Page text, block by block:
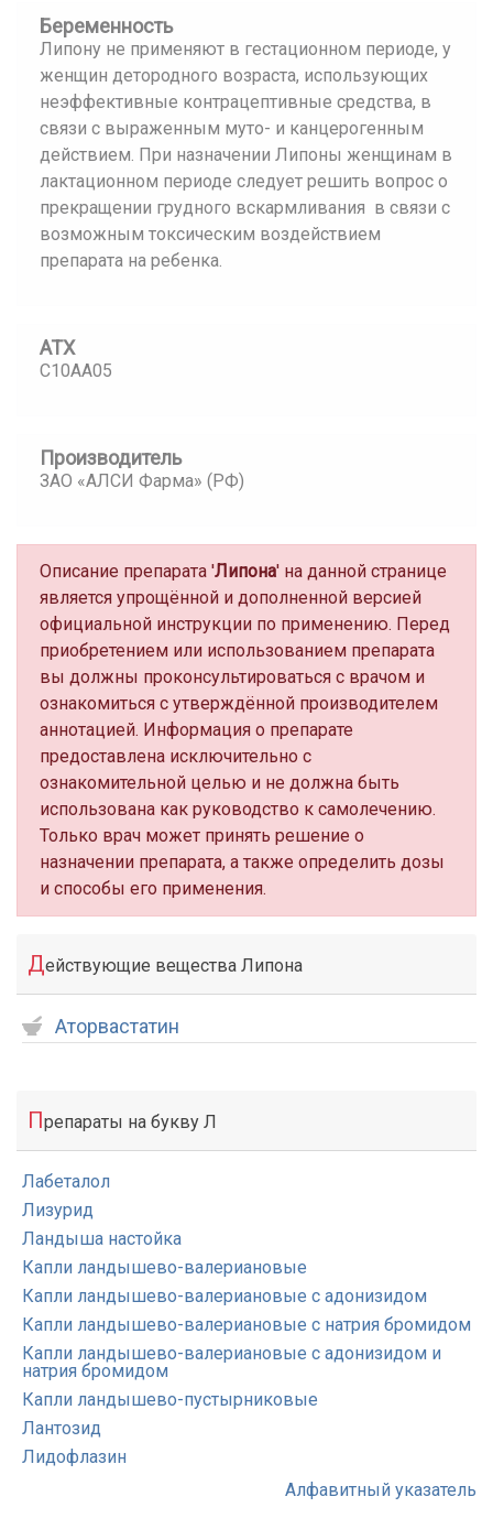
Беременность
Липону не применяют в гестационном периоде, у
женщин детородного возраста, использующих
неэффективные контрацептивные средства, в
связи с выраженным муто- и канцерогенным
действием. При назначении Липоны женщинам в
лактационном периоде следует решить вопрос о
прекращении грудного вскармливания в связи с
возможным токсическим воздействием
препарата на ребенка.
АТХ
C10AA05
Производитель
ЗАО «АЛСИ Фарма» (РФ)
Описание препарата 'Липона' на данной странице
является упрощённой и дополненной версией
официальной инструкции по применению. Перед
приобретением или использованием препарата
вы должны проконсультироваться с врачом и
ознакомиться с утверждённой производителем
аннотацией. Информация о препарате
предоставлена исключительно с
ознакомительной целью и не должна быть
использована как руководство к самолечению.
Только врач может принять решение о
назначении препарата, а также определить дозы
и способы его применения.
Действующие вещества Липона
Аторвастатин
Препараты на букву Л
Лабеталол
Лизурид
Ландыша настойка
Капли ландышево-валериановые
Капли ландышево-валериановые с адонизидом
Капли ландышево-валериановые с натрия бромидом
Капли ландышево-валериановые с адонизидом и
натрия бромидом
Капли ландышево-пустырниковые
Лантозид
Лидофлазин
Алфавитный указатель